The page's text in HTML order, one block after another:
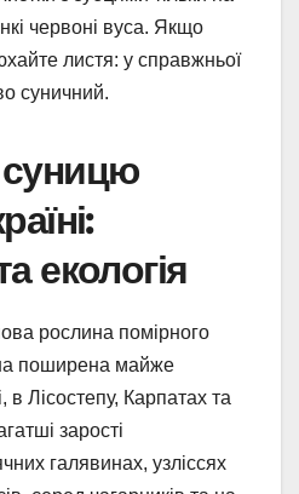
червоні вуса. Якщо
листя: у справжньої
суничний.
екологія
рослина помірного
поширена майже
в Лісостепу, Карпатах та
зарості
галявинах, узліссях